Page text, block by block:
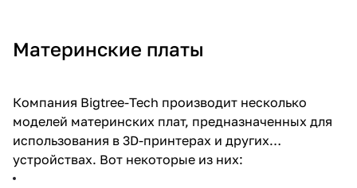
Материнские платы
Компания Bigtree-Tech производит несколько
моделей материнских плат, предназначенных для
использования в 3D-принтерах и других
устройствах. Вот некоторые из них: